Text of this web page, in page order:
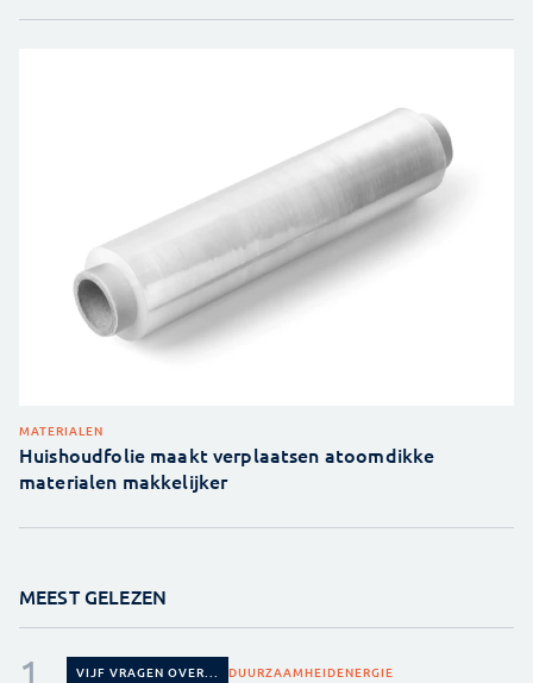
MATERIALEN
Huishoudfolie maakt verplaatsen atoomdikke
materialen makkelijker
MEEST GELEZEN
VIJF VRAGEN OVER... DUURZAAMHEIDENERGIE